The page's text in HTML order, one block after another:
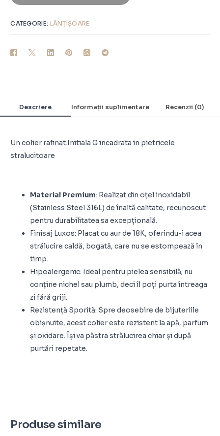
CATEGORIE: LĂNȚIȘOARE
Descriere Informații suplimentare Recenzii (0)
Un colier rafinat.Initiala G incadrata in pietricele
stralucitoare
Material Premium: Realizat din oțel inoxidabil
(Stainless Steel 316L) de înaltă calitate, recunoscut
pentru durabilitatea sa excepțională.
Finisaj Luxos: Placat cu aur de 18K, oferindu-i acea
strălucire caldă, bogată, care nu se estompează în
timp.
Hipoalergenic: Ideal pentru pielea sensibilă; nu
conține nichel sau plumb, deci îl poți purta întreaga
zi fără griji.
Rezistență Sporită: Spre deosebire de bijuteriile
obișnuite, acest colier este rezistent la apă, parfum
și oxidare. Își va păstra strălucirea chiar și după
purtări repetate.
Produse similare